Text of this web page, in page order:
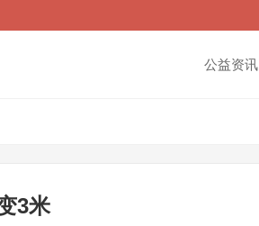
公益资讯
3米